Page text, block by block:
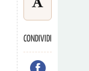
CONDIVIDI